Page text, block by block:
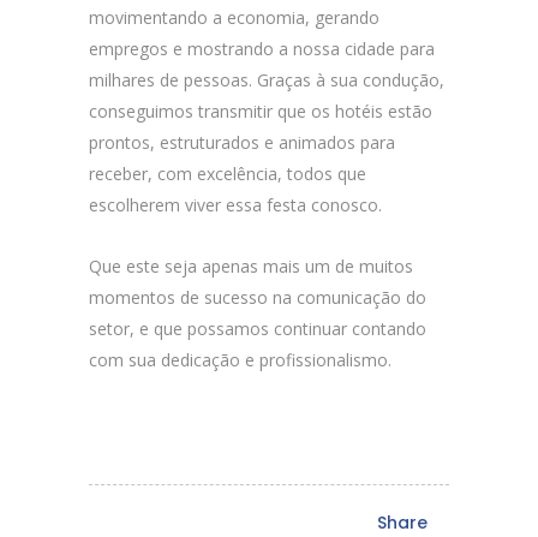
movimentando a economia, gerando
empregos e mostrando a nossa cidade para
milhares de pessoas. Graças à sua condução,
conseguimos transmitir que os hotéis estão
prontos, estruturados e animados para
receber, com excelência, todos que
escolherem viver essa festa conosco.
Que este seja apenas mais um de muitos
momentos de sucesso na comunicação do
setor, e que possamos continuar contando
com sua dedicação e profissionalismo.
Share